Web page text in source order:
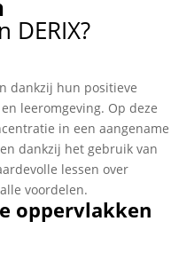
dankzij hun positieve
leeromgeving. Op deze
in een aangename
dankzij het gebruik van
lessen over
voordelen.
oppervlakken